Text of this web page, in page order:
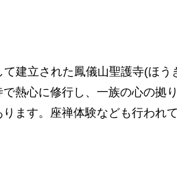
て建立された鳳儀山聖護寺(ほ
熱心に修行し、一族の心の拠
ます。座禅体験なども行われ